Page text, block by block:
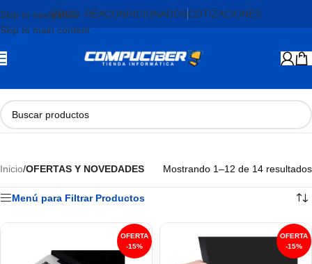
Skip to navigation
Skip to main content
PROD. REACONDICIONADOSCOTIZACIONES
Inicio/OFERTAS Y NOVEDADES Mostrando 1–12 de 14 resultados
Menú para Filtrar Productos
-15% -15%